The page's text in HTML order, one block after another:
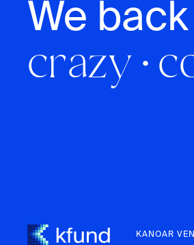
We
crazy ·
KANOAR